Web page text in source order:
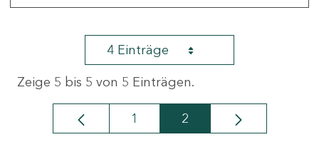
4 Einträge
Zeige 5 bis 5 von 5 Einträgen.
Seite
1 Seite
2